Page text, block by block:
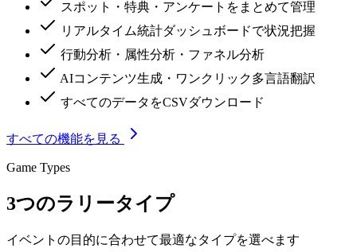
スポット・特典・アンケートをまとめて管理
リアルタイム統計ダッシュボードで状況把握
行動分析・属性分析・ファネル分析
AIコンテンツ生成・ワンクリック多言語翻訳
すべてのデータをCSVダウンロード
すべての機能を見る
Game Types
3つのラリータイプ
イベントの目的に合わせて最適なタイプを選べます